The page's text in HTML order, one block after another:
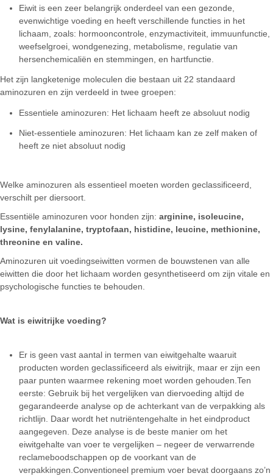
Eiwit is een zeer belangrijk onderdeel van een gezonde,
evenwichtige voeding en heeft verschillende functies in het
lichaam, zoals: hormooncontrole, enzymactiviteit, immuunfunctie,
weefselgroei, wondgenezing, metabolisme, regulatie van
hersenchemicaliën en stemmingen, en hartfunctie.
Het zijn langketenige moleculen die bestaan ​​uit 22 standaard
aminozuren en zijn verdeeld in twee groepen:
Essentiele aminozuren: Het lichaam heeft ze absoluut nodig
Niet-essentiele aminozuren: Het lichaam kan ze zelf maken of
heeft ze niet absoluut nodig
Welke aminozuren als essentieel moeten worden geclassificeerd,
verschilt per diersoort.
Essentiële aminozuren voor honden zijn: arginine, isoleucine,
lysine, fenylalanine, tryptofaan, histidine, leucine, methionine,
threonine en valine.
Aminozuren uit voedingseiwitten vormen de bouwstenen van alle
eiwitten die door het lichaam worden gesynthetiseerd om zijn vitale en
psychologische functies te behouden.
Wat is eiwitrijke voeding?
Er is geen vast aantal in termen van eiwitgehalte waaruit
producten worden geclassificeerd als eiwitrijk, maar er zijn een
paar punten waarmee rekening moet worden gehouden.Ten
eerste: Gebruik bij het vergelijken van diervoeding altijd de
gegarandeerde analyse op de achterkant van de verpakking als
richtlijn. Daar wordt het nutriëntengehalte in het eindproduct
aangegeven. Deze analyse is de beste manier om het
eiwitgehalte van voer te vergelijken – negeer de verwarrende
reclameboodschappen op de voorkant van de
verpakkingen.Conventioneel premium voer bevat doorgaans zo’n